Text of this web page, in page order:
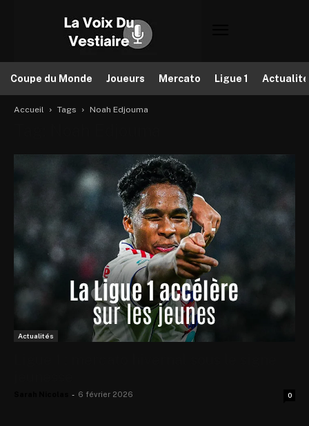
Coupe du Monde Joueurs Mercato Ligue 1
Accueil Tags Noah Edjouma
Actualités
- 6 février 2026 0